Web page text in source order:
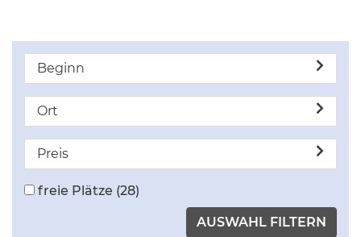
Beginn
Ort
Preis
freie Plätze (28)